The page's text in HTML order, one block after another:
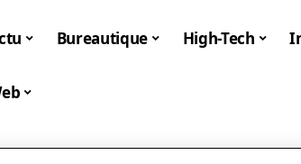
Bureautique High-Tech